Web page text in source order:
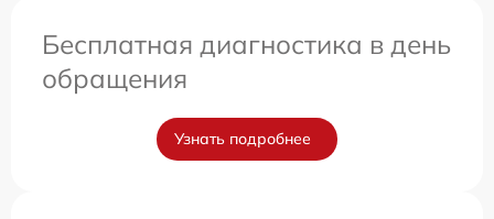
Бесплатная диагностика в день
обращения
Узнать подробнее